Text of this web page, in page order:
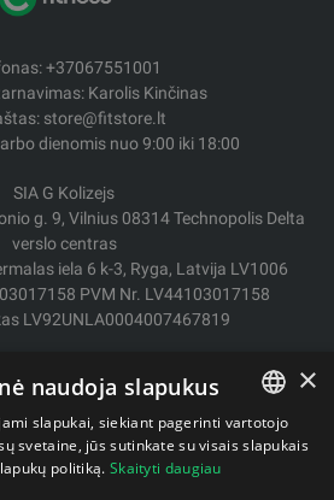
+37067551001
Karolis Kinčinas
store@fitstore.lt
dienomis nuo 9:00 iki 18:00
SIA G Kolizejs
g. 9, Vilnius 08314 Technopolis Delta
verslo centras
iela 6 k-3, Ryga, Latvija LV1006
PVM Nr. LV44103017158
LV92UNLA0004007467819
Mokėjimo būdai
Pirkimo sąlygos
Kontaktai
politika
LITHUANIAN
×
naudoja slapukus
slapukai, siekiant pagerinti vartotojo
svetaine, jūs sutinkate su visais slapukais
politiką. Skaityti daugiau